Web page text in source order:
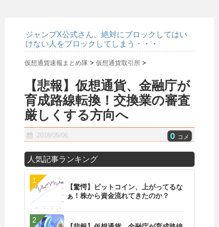
ジャンプX公式さん、絶対にブロックしてはい
けない人をブロックしてしまう・・・
仮想通貨速報まとめ隊 > 仮想通貨取引所 >
【悲報】仮想通貨、金融庁が
育成路線転換！交換業の審査
厳しくする方向へ
2018/05/06 0 コメ
人気記事ランキング
【驚愕】ビットコイン、上がってるな
ぁ！株から資金流れてきたのか？